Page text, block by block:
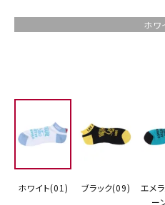
ホワ
ホワイト(01) ブラック(09)
エメ
ー